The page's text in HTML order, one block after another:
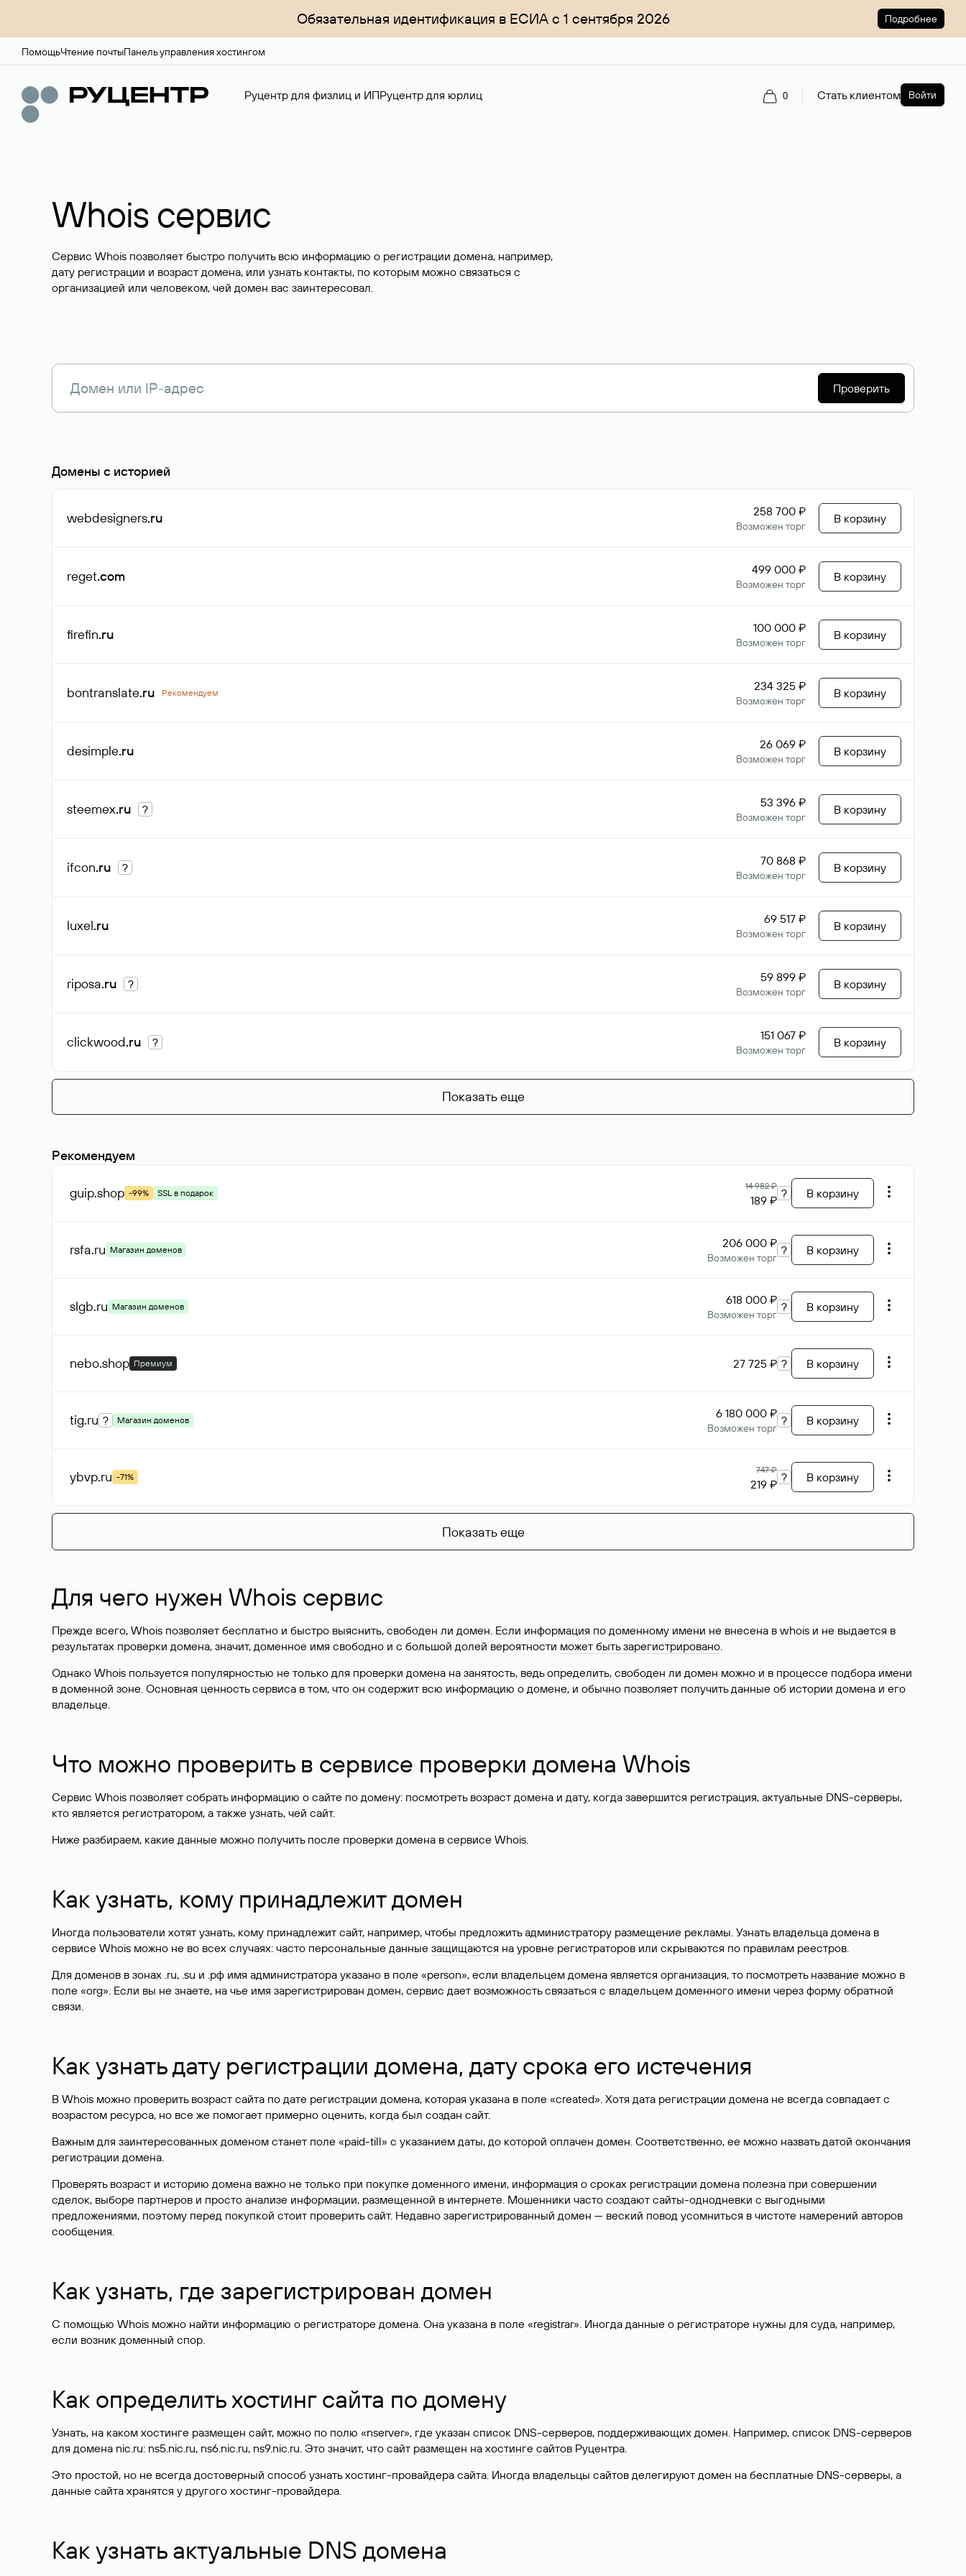
Обязательная идентификация в ЕСИА с 1 сентября 2026 Подробнее
ПомощьЧтение почтыПанель управления хостингом
Руцентр для физлиц и ИПРуцентр для юрлиц 0 Стать клиентом Войти
Whois сервис
Сервис Whois позволяет быстро получить всю информацию о регистрации домена, например,
дату регистрации и возраст домена, или узнать контакты, по которым можно связаться с
организацией или человеком, чей домен вас заинтересовал.
Проверить
Домены с историей
webdesigners.ru 258 700 ₽
Возможен торг
В корзину
reget.com 499 000 ₽
Возможен торг
В корзину
firefin.ru 100 000 ₽
Возможен торг
В корзину
bontranslate.ru Рекомендуем 234 325 ₽
Возможен торг
В корзину
desimple.ru 26 069 ₽
Возможен торг
В корзину
steemex.ru ? 53 396 ₽
Возможен торг
В корзину
ifcon.ru ? 70 868 ₽
Возможен торг
В корзину
luxel.ru 69 517 ₽
Возможен торг
В корзину
riposa.ru ? 59 899 ₽
Возможен торг
В корзину
clickwood.ru ? 151 067 ₽
Возможен торг
В корзину
Показать еще
Рекомендуем
guip.shop -99% SSL в подарок
14 982 ₽
189 ₽ ? В корзину
rsfa.ru Магазин доменов 206 000 ₽
Возможен торг
? В корзину
slgb.ru Магазин доменов 618 000 ₽
Возможен торг
? В корзину
nebo.shop Премиум 27 725 ₽ ? В корзину
tig.ru ? Магазин доменов 6 180 000 ₽
Возможен торг
? В корзину
ybvp.ru -71%
747 ₽
219 ₽ ? В корзину
Показать еще
Для чего нужен Whois сервис
Прежде всего, Whois позволяет бесплатно и быстро выяснить, свободен ли домен. Если информация по доменному имени не внесена в whois и не выдается в
результатах проверки домена, значит, доменное имя свободно и с большой долей вероятности может быть зарегистрировано.
Однако Whois пользуется популярностью не только для проверки домена на занятость, ведь определить, свободен ли домен можно и в процессе подбора имени
в доменной зоне. Основная ценность сервиса в том, что он содержит всю информацию о домене, и обычно позволяет получить данные об истории домена и его
владельце.
Что можно проверить в сервисе проверки домена Whois
Сервис Whois позволяет собрать информацию о сайте по домену: посмотреть возраст домена и дату, когда завершится регистрация, актуальные DNS-серверы,
кто является регистратором, а также узнать, чей сайт.
Ниже разбираем, какие данные можно получить после проверки домена в сервисе Whois.
Как узнать, кому принадлежит домен
Иногда пользователи хотят узнать, кому принадлежит сайт, например, чтобы предложить администратору размещение рекламы. Узнать владельца домена в
сервисе Whois можно не во всех случаях: часто персональные данные защищаются на уровне регистраторов или скрываются по правилам реестров.
Для доменов в зонах .ru, .su и .рф имя администратора указано в поле «person», если владельцем домена является организация, то посмотреть название можно в
поле «org». Если вы не знаете, на чье имя зарегистрирован домен, сервис дает возможность связаться с владельцем доменного имени через форму обратной
связи.
Как узнать дату регистрации домена, дату срока его истечения
В Whois можно проверить возраст сайта по дате регистрации домена, которая указана в поле «created». Хотя дата регистрации домена не всегда совпадает с
возрастом ресурса, но все же помогает примерно оценить, когда был создан сайт.
Важным для заинтересованных доменом станет поле «paid-till» с указанием даты, до которой оплачен домен. Соответственно, ее можно назвать датой окончания
регистрации домена.
Проверять возраст и историю домена важно не только при покупке доменного имени, информация о сроках регистрации домена полезна при совершении
сделок, выборе партнеров и просто анализе информации, размещенной в интернете. Мошенники часто создают сайты-однодневки с выгодными
предложениями, поэтому перед покупкой стоит проверить сайт. Недавно зарегистрированный домен — веский повод усомниться в чистоте намерений авторов
сообщения.
Как узнать, где зарегистрирован домен
С помощью Whois можно найти информацию о регистраторе домена. Она указана в поле «registrar». Иногда данные о регистраторе нужны для суда, например,
если возник доменный спор.
Как определить хостинг сайта по домену
Узнать, на каком хостинге размещен сайт, можно по полю «nserver», где указан список DNS-серверов, поддерживающих домен. Например, список DNS-серверов
для домена nic.ru: ns5.nic.ru, ns6.nic.ru, ns9.nic.ru. Это значит, что сайт размещен на хостинге сайтов Руцентра.
Это простой, но не всегда достоверный способ узнать хостинг-провайдера сайта. Иногда владельцы сайтов делегируют домен на бесплатные DNS-серверы, а
данные сайта хранятся у другого хостинг-провайдера.
Как узнать актуальные DNS домена